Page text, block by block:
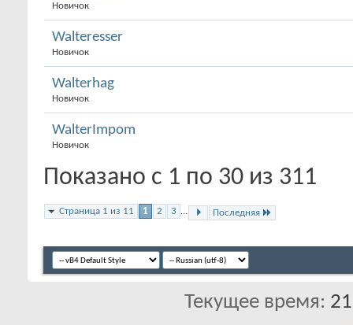
Новичок
Walteresser
Новичок
Walterhag
Новичок
WalterImpom
Новичок
Показано с 1 по 30 из 311
Страница 1 из 11 1 2 3 ... Последняя
Текущее время: